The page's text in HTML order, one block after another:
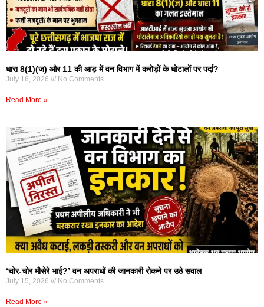
धारा 8(1)(ज) और 11 की आड़ में वन विभाग में करोड़ों के घोटालों पर पर्दा?
July 16, 2026 No Comments
Read More »
‘चोर-चोर मौसेरे भाई?’ वन अपराधों की जानकारी रोकने पर उठे सवाल
July 15, 2026 No Comments
Read More »